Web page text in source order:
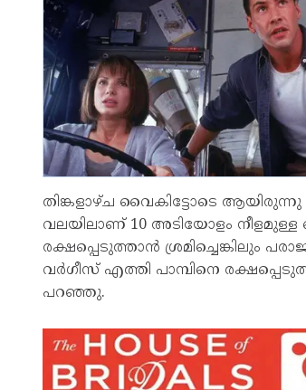
തിങ്കളാഴ്ച വൈകിട്ടോടെ ആയിരുന്നു
വലയിലാണ് 10 അടിയോളം നീളമുള്ള
രക്ഷപ്പെടുത്താൻ ശ്രമിച്ചെങ്കിലും
വർഗീസ് എത്തി പാമ്പിനെ
പറഞ്ഞു.